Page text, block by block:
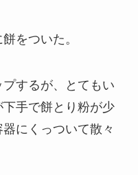
をついた。
するが、とてもい
手で餅とり粉が少
にくっついて散々